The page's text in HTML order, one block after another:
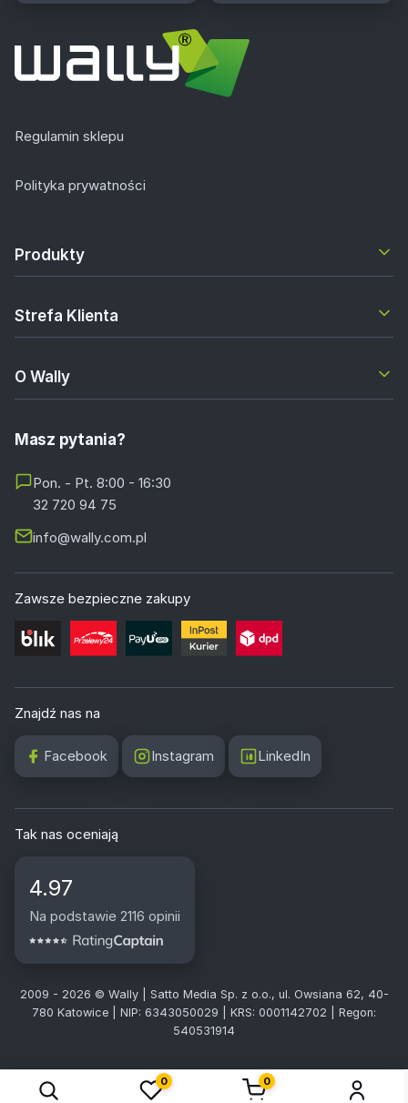
Regulamin sklepu
Polityka prywatności
Produkty
Strefa Klienta
O Wally
Masz pytania?
Pon. - Pt. 8:00 - 16:30
32 720 94 75
info@wally.com.pl
Zawsze bezpieczne zakupy
Znajdź nas na
Facebook Instagram LinkedIn
Tak nas oceniają
4.97
Na podstawie 2116 opinii
2009 - 2026 © Wally | Satto Media Sp. z o.o., ul. Owsiana 62, 40-
780 Katowice | NIP: 6343050029 | KRS: 0001142702 | Regon:
540531914
0 0